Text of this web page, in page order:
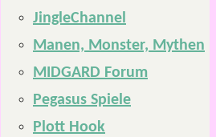
JingleChannel
Manen, Monster, Mythen
MIDGARD Forum
Pegasus Spiele
Plott Hook